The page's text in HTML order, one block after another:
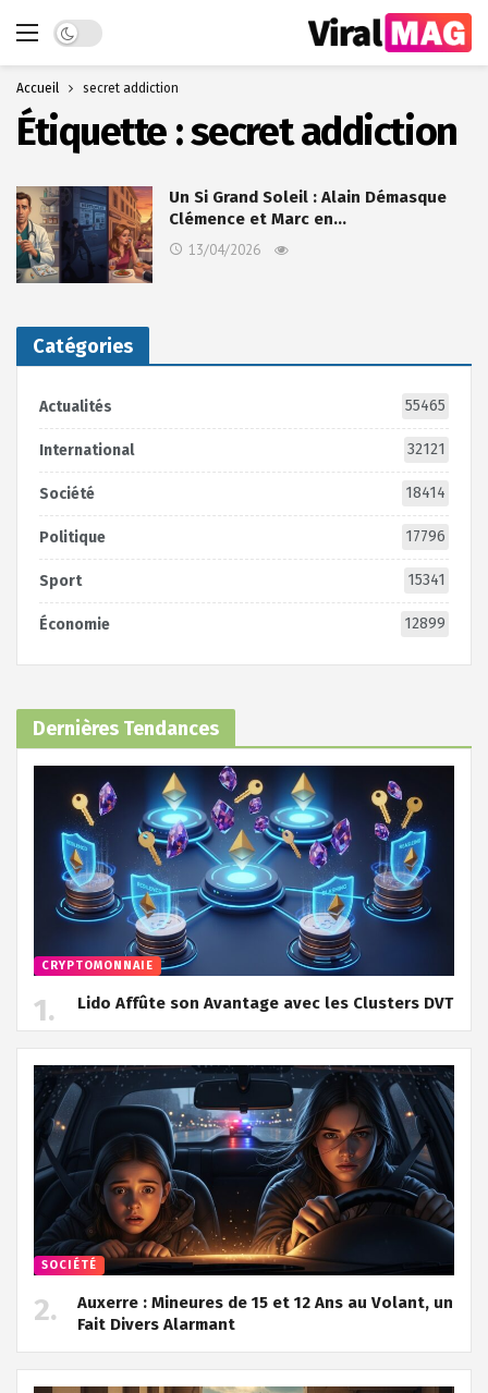
Dark mode
Accueil secret addiction
Étiquette :secret addiction
Un Si Grand Soleil : Alain Démasque
Clémence et Marc en…
13/04/2026
Catégories
Actualités 55465
International 32121
Société 18414
Politique 17796
Sport 15341
Économie 12899
Dernières Tendances
CRYPTOMONNAIE
Lido Affûte son Avantage avec les Clusters DVT
SOCIÉTÉ
Auxerre : Mineures de 15 et 12 Ans au Volant, un
Fait Divers Alarmant